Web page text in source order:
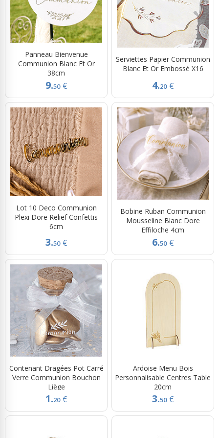
Panneau Bienvenue
Communion Blanc Et Or
38cm
9.50 €
Serviettes Papier Communion
Blanc Et Or Embossé X16
4.20 €
Lot 10 Deco Communion
Plexi Dore Relief Confettis
6cm
3.50 €
Bobine Ruban Communion
Mousseline Blanc Dore
Effiloche 4cm
6.50 €
Contenant Dragées Pot Carré
Verre Communion Bouchon
Liège
1.20 €
Ardoise Menu Bois
Personnalisable Centres Table
20cm
3.50 €